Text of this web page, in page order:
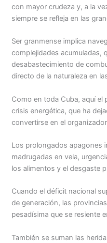
con mayor crudeza y, a la
siempre se refleja en las
Ser granmense implica
complejidades acumuladas,
desabastecimiento de
directo de la naturaleza en
Como en toda Cuba, aquí el
crisis energética, que ha
convertirse en el
Los prolongados apagones
madrugadas en vela,
los alimentos y el desgaste
Cuando el déficit nacional
de generación, las
pesadísima que se resiente
También se suman las